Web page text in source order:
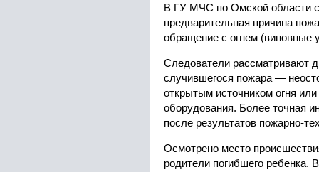
В ГУ МЧС по Омской области
предварительная причина
обращение с огнем (виновные
Следователи рассматривают
случившегося пожара —
открытым источником огня или
оборудования. Более точная
после результатов пожарно-
Осмотрено место
родители погибшего ребенка.